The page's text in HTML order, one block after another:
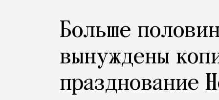
Больше
вынуждены
празднование